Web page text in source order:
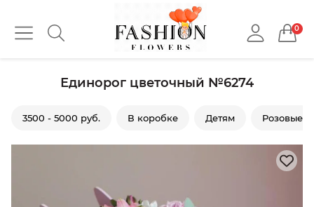
0
Единорог цветочный №6274
3500 - 5000 руб. В коробке Детям Розовые